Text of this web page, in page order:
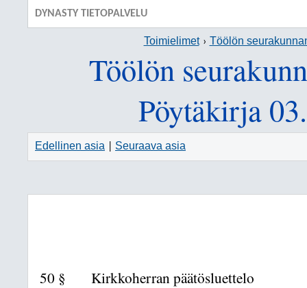
DYNASTY TIETOPALVELU
Toimielimet Töölön
Töölön
Pöytäkirja
Edellinen asia Seuraava asia
50 § Kirkkoherran päätösluettelo